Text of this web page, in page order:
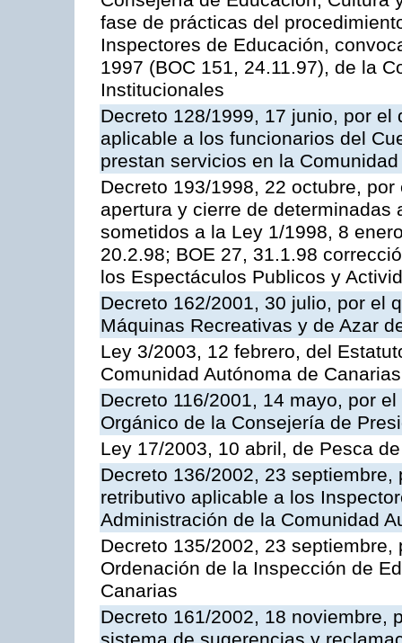
fase de prácticas del
Inspectores de Educación,
1997 (BOC 151, 24.11.97), de la
Institucionales
Decreto 128/1999, 17 junio, por
aplicable a los funcionarios del
prestan servicios en la
Decreto 193/1998, 22 octubre,
apertura y cierre de
sometidos a la Ley 1/1998, 8
20.2.98; BOE 27, 31.1.98
los Espectáculos Publicos y
Decreto 162/2001, 30 julio, por el
Máquinas Recreativas y de Azar
Ley 3/2003, 12 febrero, del
Comunidad Autónoma de Canarias
Decreto 116/2001, 14 mayo, por
Orgánico de la Consejería de
Ley 17/2003, 10 abril, de Pesca
Decreto 136/2002, 23
retributivo aplicable a los
Administración de la Comunidad
Decreto 135/2002, 23
Ordenación de la Inspección de
Canarias
Decreto 161/2002, 18 noviembre,